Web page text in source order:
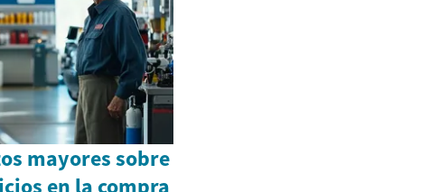
mayores sobre
en la compra